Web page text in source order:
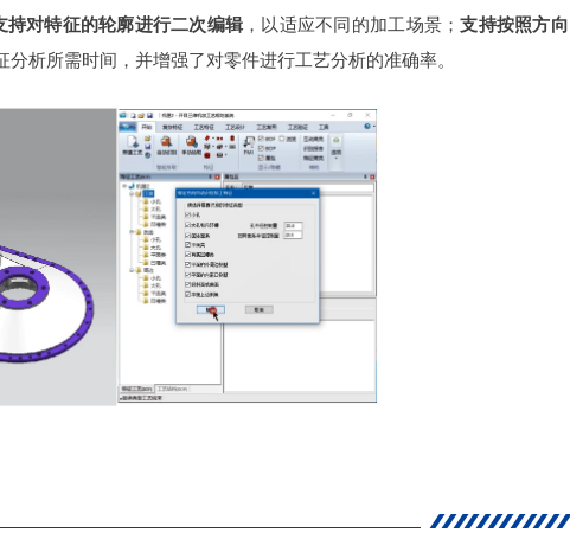
持对特征的轮廓进行二次编辑，以适应不同的加工场景；支持按照方向
分析所需时间，并增强了对零件进行工艺分析的准确率。